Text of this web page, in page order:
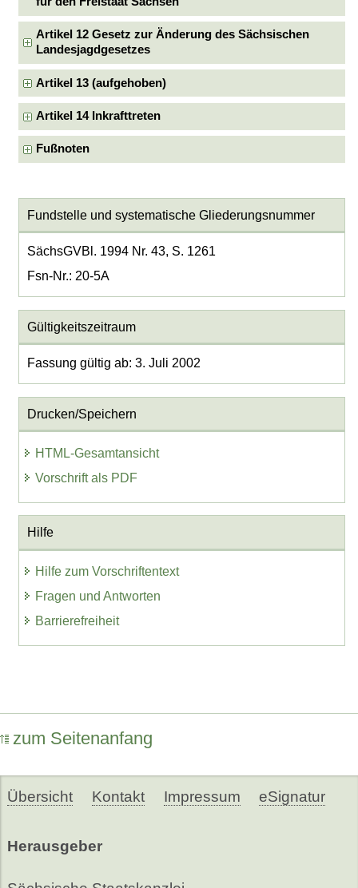
Artikel 12 Gesetz zur Änderung des Sächsischen
Landesjagdgesetzes
Artikel 13 (aufgehoben)
Artikel 14 Inkrafttreten
Fußnoten
Fundstelle und systematische Gliederungsnummer
SächsGVBl. 1994 Nr. 43, S. 1261
Fsn-Nr.: 20-5A
Gültigkeitszeitraum
Fassung gültig ab: 3. Juli 2002
Drucken/Speichern
HTML-Gesamtansicht
Vorschrift als PDF
Hilfe
Hilfe zum Vorschriftentext
Fragen und Antworten
Barrierefreiheit
zum Seitenanfang
Übersicht Kontakt Impressum eSignatur
Herausgeber